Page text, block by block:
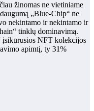
žinomas ne vietiniame
„Blue-Chip“ ne
nekintamo ir nekintamo ir
tinklų dominavimą.
įsikūrusios NFT kolekcijos
apimtį, ty 31%